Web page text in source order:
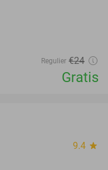
Regulier €24
Gratis
9.4 star